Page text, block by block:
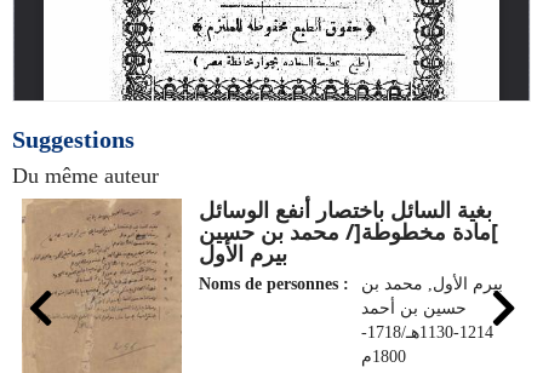
Suggestions
Du même auteur
بغية السائل باختصار أنفع الوسائل
]مادة مخطوطة[/ محمد بن حسين
بيرم الأول
Noms de personnes :
بيرم الأول, محمد بن
حسين بن أحمد
1214-1130هـ/1718-
1800م